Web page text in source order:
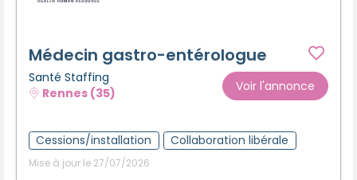
Médecin gastro-entérologue
Santé Staffing
Rennes (35)
Voir l'annonce
Cessions/installation Collaboration libérale
Mise à jour le 27/07/2026